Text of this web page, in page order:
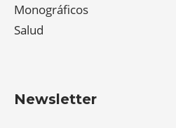
Monográficos
Salud
Newsletter